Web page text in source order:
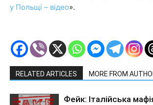
у Польщі – відео».
RELATED ARTICLES MORE FROM
Фейк: Італійська